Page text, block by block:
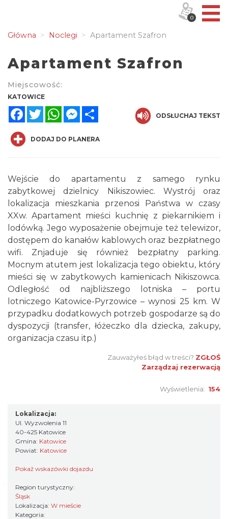
Główna Noclegi Apartament Szafron
Apartament Szafron
Miejscowość:
KATOWICE
FacebookTwitterWhatsAppMessenger
ODSŁUCHAJ TEKST
DODAJ DO PLANERA
Wejście do apartamentu z samego rynku
zabytkowej dzielnicy Nikiszowiec. Wystrój oraz
lokalizacja mieszkania przenosi Państwa w czasy
XXw. Apartament mieści kuchnię z piekarnikiem i
lodówką. Jego wyposażenie obejmuje też telewizor,
dostępem do kanałów kablowych oraz bezpłatnego
wifi. Znjaduje się również bezpłatny parking.
Mocnym atutem jest lokalizacja tego obiektu, który
mieści się w zabytkowych kamienicach Nikiszowca.
Odległość od najbliższego lotniska – portu
lotniczego Katowice-Pyrzowice – wynosi 25 km. W
przypadku dodatkowych potrzeb gospodarze są do
dyspozycji (transfer, łóżeczko dla dziecka, zakupy,
organizacja czasu itp.)
Zauważyłeś błąd w treści? ZGŁOŚ
Zarządzaj rezerwacją
Wyświetlenia: 154
Lokalizacja:
Ul. Wyzwolenia 11
40-425 Katowice
Gmina: Katowice
Powiat: Katowice
Pokaż wskazówki dojazdu
Region turystyczny:
Śląsk
Lokalizacja: W mieście
Kategoria:
0